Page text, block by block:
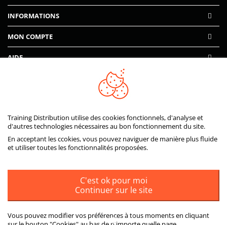
INFORMATIONS
MON COMPTE
Training Distribution utilise des cookies fonctionnels, d'analyse et
d'autres technologies nécessaires au bon fonctionnement du site.
En acceptant les ccokies, vous pouvez naviguer de manière plus fluide
et utiliser toutes les fonctionnalités proposées.
C'est ok pour moi
Continuer sur le site
Vous pouvez modifier vos préférences à tous moments en cliquant
AIDE